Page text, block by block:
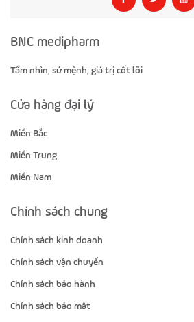
BNC medipharm
Tầm nhìn, sứ mệnh, giá trị cốt lõi
Cửa hàng đại lý
Miền Bắc
Miền Trung
Miền Nam
Chính sách chung
Chính sách kinh doanh
Chính sách vận chuyển
Chính sách bảo hành
Chính sách bảo mật